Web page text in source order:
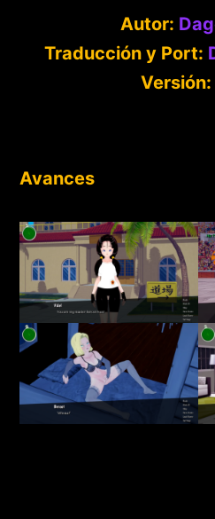
Autor:
Traducción y Port:
Versión:
Avances